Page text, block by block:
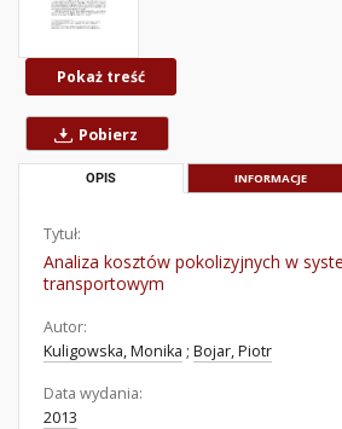
Pokaż treść
Pobierz
OPIS INFORMACJE
Tytuł:
Analiza kosztów pokolizyjnych w
transportowym
Autor:
Kuligowska, Monika ; Bojar, Piotr
Data wydania:
2013